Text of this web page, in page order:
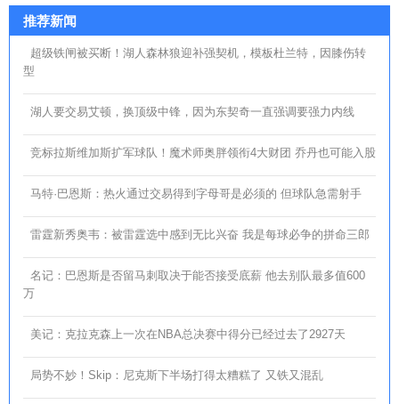
推荐新闻
超级铁闸被买断！湖人森林狼迎补强契机，模板杜兰特，因膝伤转
型
湖人要交易艾顿，换顶级中锋，因为东契奇一直强调要强力内线
竞标拉斯维加斯扩军球队！魔术师奥胖领衔4大财团 乔丹也可能入股
马特·巴恩斯：热火通过交易得到字母哥是必须的 但球队急需射手
雷霆新秀奥韦：被雷霆选中感到无比兴奋 我是每球必争的拼命三郎
名记：巴恩斯是否留马刺取决于能否接受底薪 他去别队最多值600
万
美记：克拉克森上一次在NBA总决赛中得分已经过去了2927天
局势不妙！Skip：尼克斯下半场打得太糟糕了 又铁又混乱